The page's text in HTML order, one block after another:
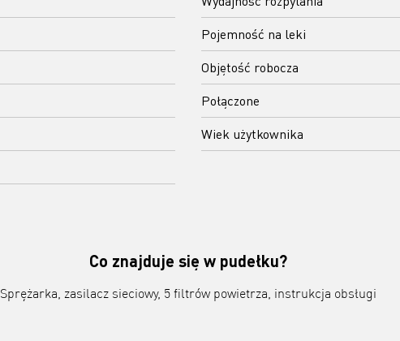
Pojemność na leki
Objętość robocza
Połączone
Wiek użytkownika
Co znajduje się w pudełku?
Sprężarka, zasilacz sieciowy, 5 filtrów powietrza, instrukcja obsługi